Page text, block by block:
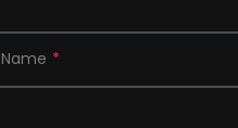
Name *